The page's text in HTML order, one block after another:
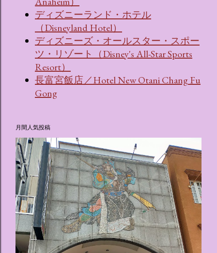
ディズニーランド・ホテル
（Disneyland Hotel）
ディズニーズ・オールスター・スポー
ツ・リゾート（Disney's All-Star Sports
Resort）
長富宮飯店／Hotel New Otani Chang Fu
Gong
月間人気投稿